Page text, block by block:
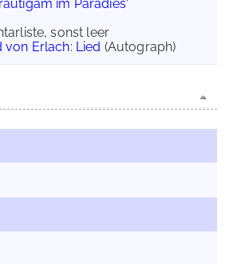
im Paradies'
sonst leer
von Erlach: Lied (Autograph)